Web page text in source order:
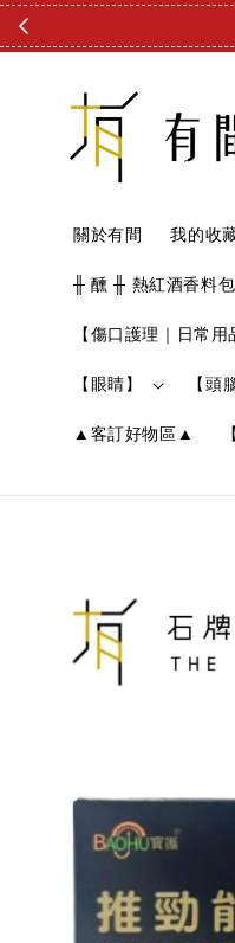
關於有間 我的收
╫ 醺 ╫ 熱紅酒香料包
【傷口護理｜日常用
【眼睛】 【頭
▲客訂好物區▲